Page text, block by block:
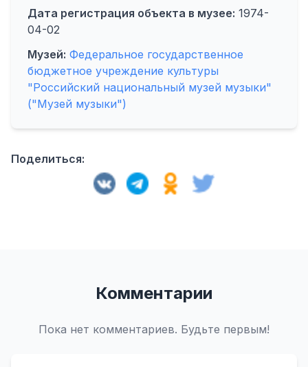
Дата регистрация объекта в музее: 1974-
04-02
Музей: Федеральное государственное
бюджетное учреждение культуры
"Российский национальный музей музыки"
("Музей музыки")
Поделиться:
Комментарии
Пока нет комментариев. Будьте первым!